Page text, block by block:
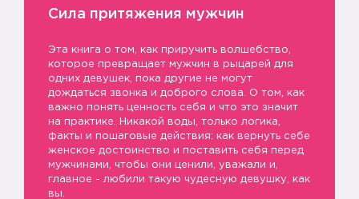
Сила притяжения мужчин
Эта книга о том, как приручить волшебство,
которое превращает мужчин в рыцарей для
одних девушек, пока другие не могут
дождаться звонка и доброго слова. О том, как
важно понять ценность себя и что это значит
на практике. Никакой воды, только логика,
факты и пошаговые действия: как вернуть себе
женское достоинство и поставить себя перед
мужчинами, чтобы они ценили, уважали и,
главное - любили такую чудесную девушку, как
вы.